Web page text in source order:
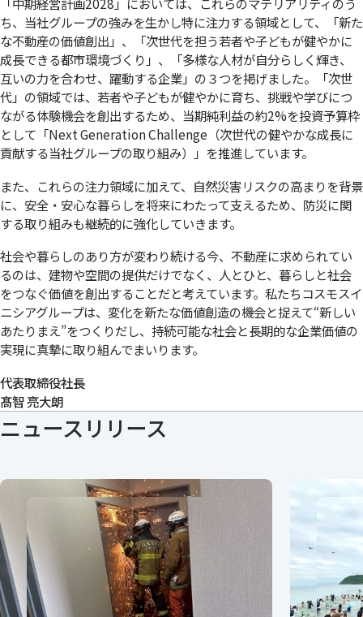
ち、当社グループの強みを生かし特に注力する領域として、「新た
な不動産の価値創出」、「次世代を担う若者や子どもが健やかに
成長できる都市環境づくり」、「多様な人材が自分らしく輝き、
互いの力を合わせ、躍動する企業」の３つを掲げました。「次世
代」の領域では、若者や子どもが健やかに育ち、挑戦や学びにつ
ながる体験機会を創出するため、当期純利益の約2%を投資予算枠
として「Next Generation Challenge（次世代の健やかな成長に
貢献する当社グループの取り組み）」を推進しています。
また、これらの注力領域に加えて、自然災害リスクの高まりを背景
に、安全・安心な暮らしを将来にわたって支えるため、防災に関
する取り組みも継続的に強化していきます。
社会や暮らしのあり方が変わり続ける今、不動産に求められてい
るのは、建物や空間の提供だけでなく、人とひと、暮らしと社会
をつなぐ価値を創出することだと考えています。私たちコスモスイ
ニシアグループは、変化を新たな価値創造の機会と捉えて“新しい
あたりまえ”をつくりだし、持続可能な社会と長期的な企業価値の
実現に真摯に取り組んでまいります。
代表取締役社長
髙智 亮大朗
ニュースリリース